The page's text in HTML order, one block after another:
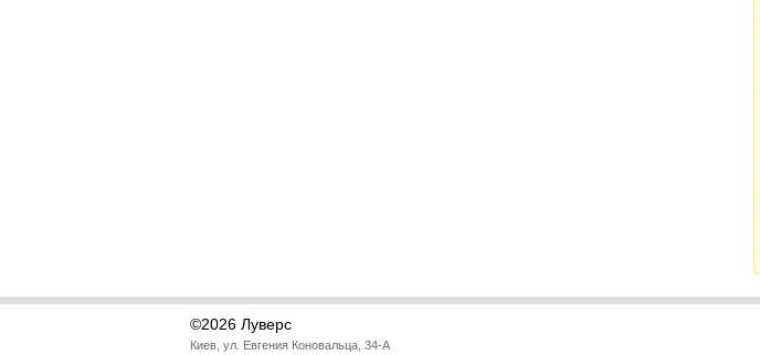
©2026 Луверс
Киев, ул. Евгения Коновальца, 34-А